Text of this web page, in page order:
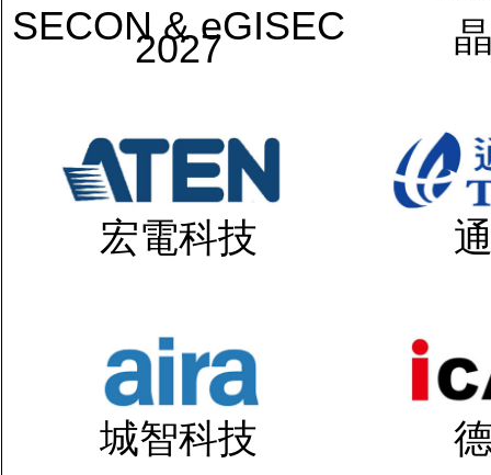
SECON & eGISEC
2027
宏電科技
城智科技